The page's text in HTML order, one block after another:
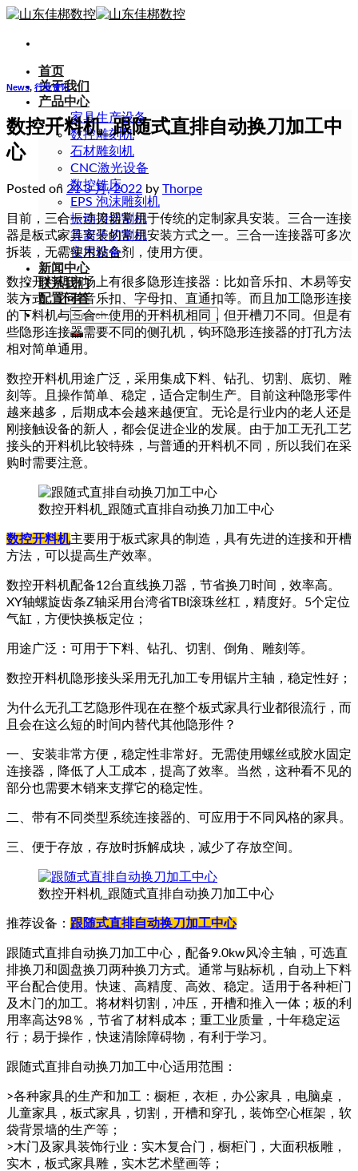
Skip
content
首页
关于我们
产品中心
家具生产设备
数控雕刻机
石材雕刻机
CNC激光设备
数控铣床
EPS 泡沫雕刻机
振动刀切割机
等离子切割机
实木设备
新闻中心
联系我们
配置问答
Search
for:
News, 行业资讯
数控开料机_跟随式直排自动换刀加工中
心
Posted on 21 3 月, 2022 by Thorpe
目前，三合一连接器常用于传统的定制家具安装。三合一连接
器是板式家具安装的常用安装方式之一。三合一连接器可多次
拆装，无需使用粘合剂，使用方便。
数控开料机市场上有很多隐形连接器：比如音乐扣、木易等安
装方式。还有音乐扣、字母扣、直通扣等。而且加工隐形连接
的下料机与三合一使用的开料机相同，但开槽刀不同。但是有
些隐形连接器需要不同的侧孔机，钩环隐形连接器的打孔方法
相对简单通用。
数控开料机用途广泛，采用集成下料、钻孔、切割、底切、雕
刻等。且操作简单、稳定，适合定制生产。目前这种隐形零件
越来越多，后期成本会越来越便宜。无论是行业内的老人还是
刚接触设备的新人，都会促进企业的发展。由于加工无孔工艺
接头的开料机比较特殊，与普通的开料机不同，所以我们在采
购时需要注意。
数控开料机_跟随式直排自动换刀加工中心
数控开料机主要用于板式家具的制造，具有先进的连接和开槽
方法，可以提高生产效率。
数控开料机配备12台直线换刀器，节省换刀时间，效率高。
XY轴螺旋齿条Z轴采用台湾省TBI滚珠丝杠，精度好。5个定位
气缸，方便快换板定位；
用途广泛：可用于下料、钻孔、切割、倒角、雕刻等。
数控开料机隐形接头采用无孔加工专用锯片主轴，稳定性好；
为什么无孔工艺隐形件现在在整个板式家具行业都很流行，而
且会在这么短的时间内替代其他隐形件？
一、安装非常方便，稳定性非常好。无需使用螺丝或胶水固定
连接器，降低了人工成本，提高了效率。当然，这种看不见的
部分也需要木销来支撑它的稳定性。
二、带有不同类型系统连接器的、可应用于不同风格的家具。
三、便于存放，存放时拆解成块，减少了存放空间。
数控开料机_跟随式直排自动换刀加工中心
推荐设备： 跟随式直排自动换刀加工中心
跟随式直排自动换刀加工中心，配备9.0kw风冷主轴，可选直
排换刀和圆盘换刀两种换刀方式。通常与贴标机，自动上下料
平台配合使用。快速、高精度、高效、稳定。适用于各种柜门
及木门的加工。将材料切割，冲压，开槽和推入一体；板的利
用率高达98％，节省了材料成本；重工业质量，十年稳定运
行；易于操作，快速清除障碍物，有利于学习。
跟随式直排自动换刀加工中心适用范围：
>各种家具的生产和加工：橱柜，衣柜，办公家具，电脑桌，
儿童家具，板式家具，切割，开槽和穿孔，装饰空心框架，软
袋背景墙的生产等；
>木门及家具装饰行业：实木复合门，橱柜门，大面积板雕，
实木，板式家具雕，实木艺术壁画等；